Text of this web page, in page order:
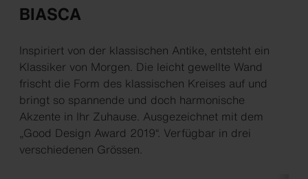
BIASCA
Inspiriert von der klassischen Antike, entsteht ein
Klassiker von Morgen. Die leicht gewellte Wand
frischt die Form des klassischen Kreises auf und
bringt so spannende und doch harmonische
Akzente in Ihr Zuhause. Ausgezeichnet mit dem
„Good Design Award 2019“. Verfügbar in drei
verschiedenen Grössen.